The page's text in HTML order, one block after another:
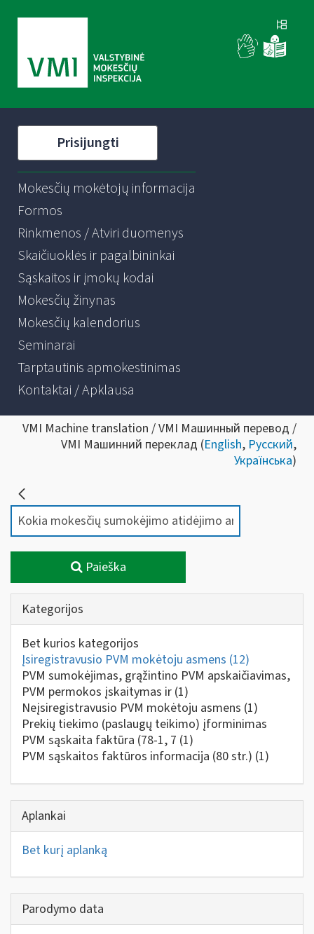
Prisijungti
Mokesčių mokėtojų informacija
Formos
Rinkmenos / Atviri duomenys
Skaičiuoklės ir pagalbininkai
Sąskaitos ir įmokų kodai
Mokesčių žinynas
Mokesčių kalendorius
Seminarai
Tarptautinis apmokestinimas
Kontaktai / Apklausa
VMI Machine translation / VMI Машинный перевод /
VMI Машинний переклад (English, Русский,
Українська)
Paieška
Kategorijos
Bet kurios kategorijos
Įsiregistravusio PVM mokėtoju asmens (12)
PVM sumokėjimas, grąžintino PVM apskaičiavimas,
PVM permokos įskaitymas ir (1)
Neįsiregistravusio PVM mokėtoju asmens (1)
Prekių tiekimo (paslaugų teikimo) įforminimas
PVM sąskaita faktūra (78-1, 7 (1)
PVM sąskaitos faktūros informacija (80 str.) (1)
Aplankai
Bet kurį aplanką
Parodymo data